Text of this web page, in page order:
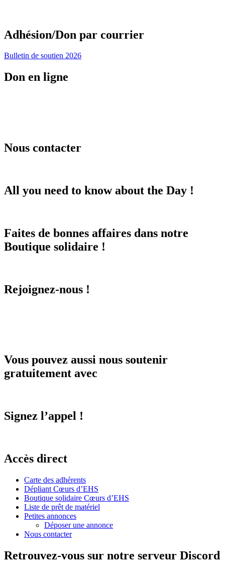
Adhésion/Don par courrier
Bulletin de soutien 2026
Don en ligne
Nous contacter
All you need to know about the Day !
Faites de bonnes affaires dans notre
Boutique solidaire !
Rejoignez-nous !
Vous pouvez aussi nous soutenir
gratuitement avec
Signez l’appel !
Accès direct
Carte des adhérents
Dépliant Cœurs d’EHS
Boutique solidaire Cœurs d’EHS
Liste de prêt de matériel
Petites annonces
Déposer une annonce
Nous contacter
Retrouvez-vous sur notre serveur Discord